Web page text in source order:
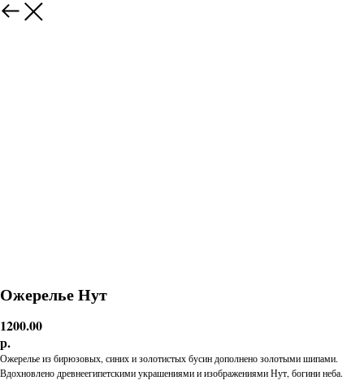
Ожерелье Нут
1200.00
р.
Ожерелье из бирюзовых, синих и золотистых бусин дополнено золотыми шипами.
Вдохновлено древнеегипетскими украшениями и изображениями Нут, богини неба.